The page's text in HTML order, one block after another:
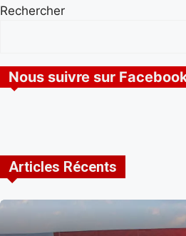
Rechercher
Nous suivre sur
Articles Récents